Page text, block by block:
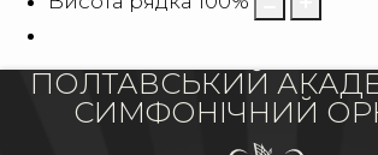
ПОЛТАВСЬКИЙ
СИМФОНІЧНИЙ